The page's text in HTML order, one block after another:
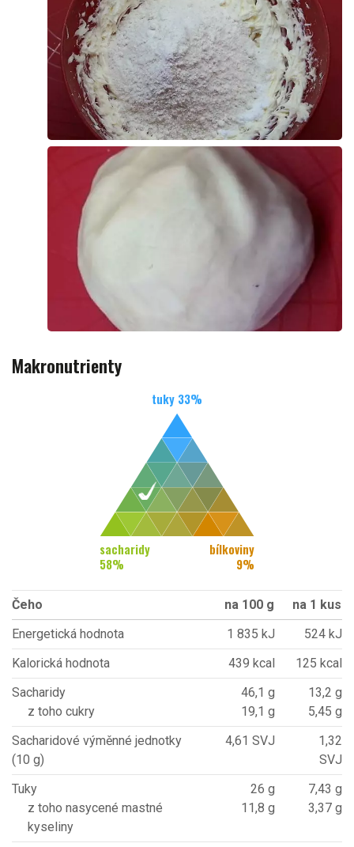
Makronutrienty
tuky 33%
sacharidy
58%
bílkoviny
9%
Čeho na 100 g
na 1 kus
Energetická hodnota
1 835 kJ
524 kJ
Kalorická hodnota
439 kcal
125 kcal
Sacharidy
z toho cukry
46,1 g
19,1 g
13,2 g
5,45 g
Sacharidové výměnné jednotky
(10 g)
4,61 SVJ
1,32
SVJ
Tuky
z toho nasycené mastné
kyseliny
26 g
11,8 g
7,43 g
3,37 g